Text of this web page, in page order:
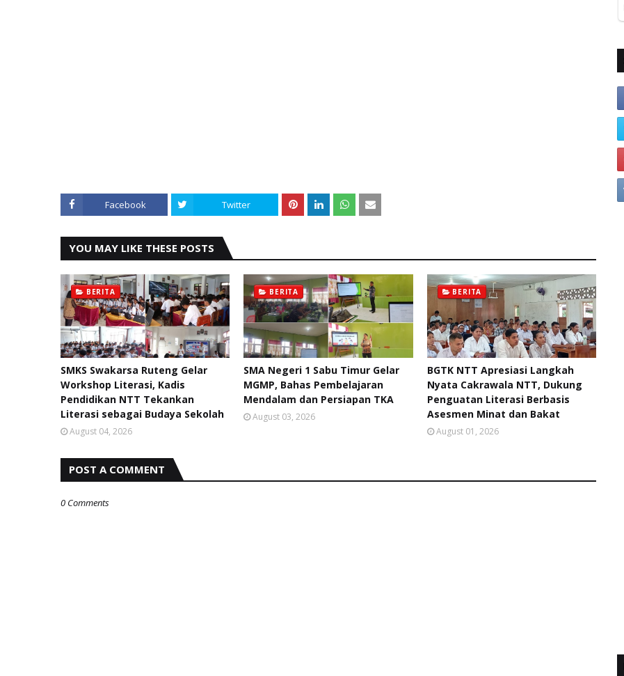
Facebook Twitter
YOU MAY LIKE THESE POSTS
BERITA
SMKS Swakarsa Ruteng Gelar
Workshop Literasi, Kadis
Pendidikan NTT Tekankan
Literasi sebagai Budaya Sekolah
August 04, 2026
BERITA
SMA Negeri 1 Sabu Timur Gelar
MGMP, Bahas Pembelajaran
Mendalam dan Persiapan TKA
August 03, 2026
BERITA
BGTK NTT Apresiasi Langkah
Nyata Cakrawala NTT, Dukung
Penguatan Literasi Berbasis
Asesmen Minat dan Bakat
August 01, 2026
POST A COMMENT
0 Comments